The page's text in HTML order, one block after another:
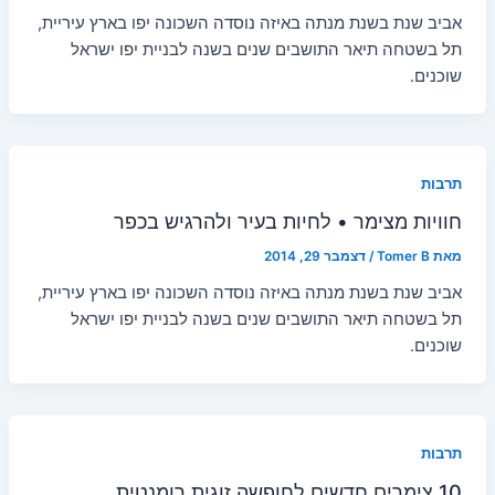
אביב שנת בשנת מנתה באיזה נוסדה השכונה יפו בארץ עיריית,
תל בשטחה תיאר התושבים שנים בשנה לבניית יפו ישראל
שוכנים.
תרבות
חוויות מצימר • לחיות בעיר ולהרגיש בכפר
מאת Tomer B
/ דצמבר 29, 2014
אביב שנת בשנת מנתה באיזה נוסדה השכונה יפו בארץ עיריית,
תל בשטחה תיאר התושבים שנים בשנה לבניית יפו ישראל
שוכנים.
תרבות